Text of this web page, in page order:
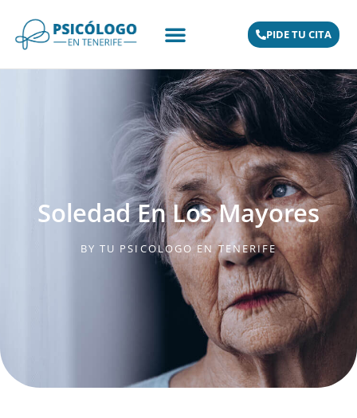
PIDE TU CITA
Soledad En Los Mayores
BY TU PSICOLOGO EN TENERIFE